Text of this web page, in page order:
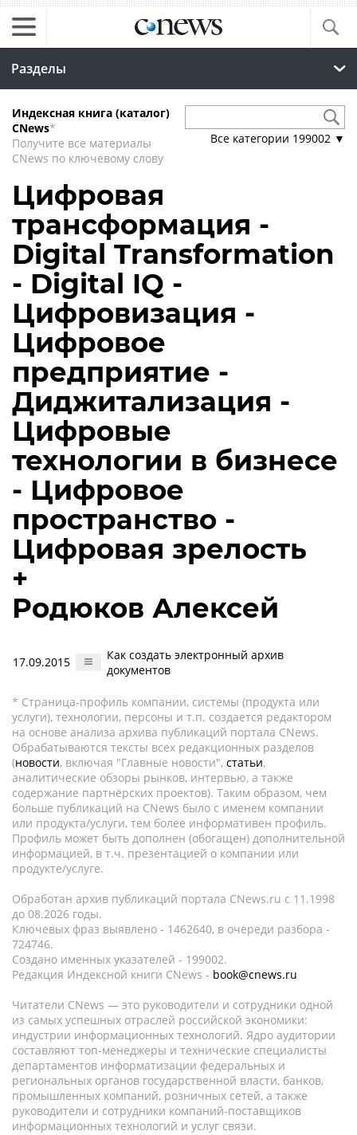
Разделы
Индексная книга (каталог)
CNews*
Получите все материалы
CNews по ключевому слову
Все категории 199002 ▼
Цифровая
трансформация -
Digital Transformation
- Digital IQ -
Цифровизация -
Цифровое
предприятие -
Диджитализация -
Цифровые
технологии в бизнесе
- Цифровое
пространство -
Цифровая зрелость
+
Родюков Алексей
17.09.2015
Как создать электронный архив
документов
* Страница-профиль компании, системы (продукта или
услуги), технологии, персоны и т.п. создается редактором
на основе анализа архива публикаций портала CNews.
Обрабатываются тексты всех редакционных разделов
(новости, включая "Главные новости", статьи,
аналитические обзоры рынков, интервью, а также
содержание партнёрских проектов). Таким образом, чем
больше публикаций на CNews было с именем компании
или продукта/услуги, тем более информативен профиль.
Профиль может быть дополнен (обогащен) дополнительной
информацией, в т.ч. презентацией о компании или
продукте/услуге.
Обработан архив публикаций портала CNews.ru c 11.1998
до 08.2026 годы.
Ключевых фраз выявлено - 1462640, в очереди разбора -
724746.
Создано именных указателей - 199002.
Редакция Индексной книги CNews - book@cnews.ru
Читатели CNews — это руководители и сотрудники одной
из самых успешных отраслей российской экономики:
индустрии информационных технологий. Ядро аудитории
составляют топ-менеджеры и технические специалисты
департаментов информатизации федеральных и
региональных органов государственной власти, банков,
промышленных компаний, розничных сетей, а также
руководители и сотрудники компаний-поставщиков
информационных технологий и услуг связи.